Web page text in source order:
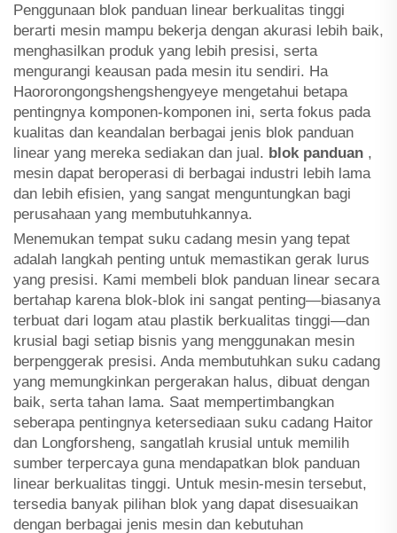
Penggunaan blok panduan linear berkualitas tinggi
berarti mesin mampu bekerja dengan akurasi lebih baik,
menghasilkan produk yang lebih presisi, serta
mengurangi keausan pada mesin itu sendiri. Ha
Haororongongshengshengyeye mengetahui betapa
pentingnya komponen-komponen ini, serta fokus pada
kualitas dan keandalan berbagai jenis blok panduan
linear yang mereka sediakan dan jual. blok panduan ,
mesin dapat beroperasi di berbagai industri lebih lama
dan lebih efisien, yang sangat menguntungkan bagi
perusahaan yang membutuhkannya.
Menemukan tempat suku cadang mesin yang tepat
adalah langkah penting untuk memastikan gerak lurus
yang presisi. Kami membeli blok panduan linear secara
bertahap karena blok-blok ini sangat penting—biasanya
terbuat dari logam atau plastik berkualitas tinggi—dan
krusial bagi setiap bisnis yang menggunakan mesin
berpenggerak presisi. Anda membutuhkan suku cadang
yang memungkinkan pergerakan halus, dibuat dengan
baik, serta tahan lama. Saat mempertimbangkan
seberapa pentingnya ketersediaan suku cadang Haitor
dan Longforsheng, sangatlah krusial untuk memilih
sumber terpercaya guna mendapatkan blok panduan
linear berkualitas tinggi. Untuk mesin-mesin tersebut,
tersedia banyak pilihan blok yang dapat disesuaikan
dengan berbagai jenis mesin dan kebutuhan